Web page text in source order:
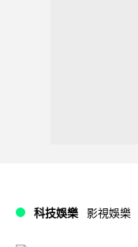
科技娛樂 影視娛樂